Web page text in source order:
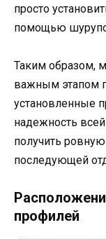
просто
помощью
Таким образом,
важным этапом
установленные
надежность
получить
последующей
профилей